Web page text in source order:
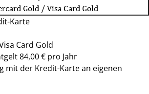
Gold / Visa Card Gold
Karte
Card Gold
84,00 € pro Jahr
mit der Kredit-Karte an eigenen